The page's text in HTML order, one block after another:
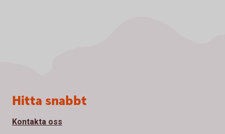
Sidfot
Hitta snabbt
Kontakta oss